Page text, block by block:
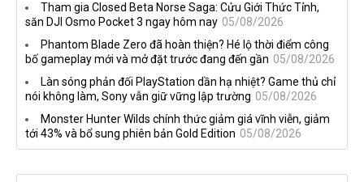
lược DEI
sáu thị trường Đông Nam Á
Tham gia Closed Beta Norse Saga: Cửu Giới Thức Tỉnh,
săn DJI Osmo Pocket 3 ngay hôm nay 05/08/2026
Phantom Blade Zero đã hoàn thiện? Hé lộ thời điểm công
bố gameplay mới và mở đặt trước đang đến gần 05/08/2026
Làn sóng phản đối PlayStation dần hạ nhiệt? Game thủ chỉ
nói không làm, Sony vẫn giữ vững lập trường 05/08/2026
Monster Hunter Wilds chính thức giảm giá vĩnh viễn, giảm
tới 43% và bổ sung phiên bản Gold Edition 05/08/2026